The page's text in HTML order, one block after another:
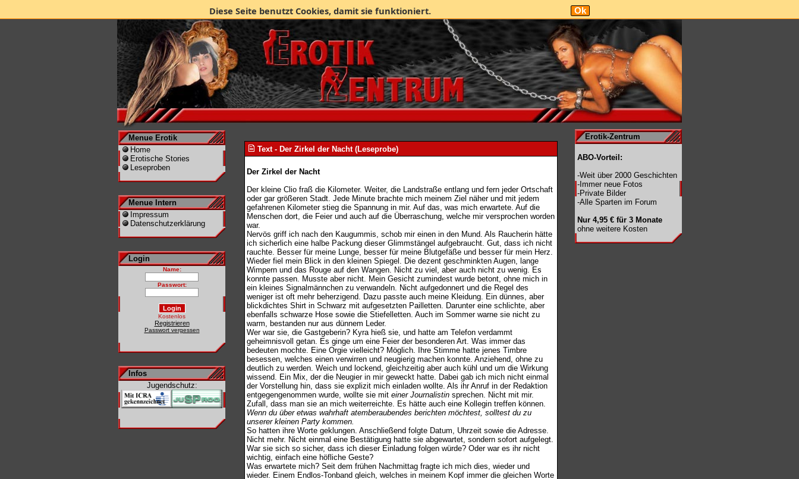
Ok
Diese Seite benutzt Cookies, damit sie funktioniert.
Menue Erotik
Home
Erotische Stories
Leseproben
Menue Intern
Impressum
Datenschutzerklärung
Login
Name:
Passwort:
Kostenlos
Registrieren
Passwort vergessen
Infos
Jugendschutz:
Text - Der Zirkel der Nacht (Leseprobe)
Der Zirkel der Nacht
Der kleine Clio fraß die Kilometer. Weiter, die Landstraße entlang und fern jeder Ortschaft
oder gar größeren Stadt. Jede Minute brachte mich meinem Ziel näher und mit jedem
gefahrenen Kilometer stieg die Spannung in mir. Auf das, was mich erwartete. Auf die
Menschen dort, die Feier und auch auf die Überraschung, welche mir versprochen worden
war.
Nervös griff ich nach den Kaugummis, schob mir einen in den Mund. Als Raucherin hätte
ich sicherlich eine halbe Packung dieser Glimmstängel aufgebraucht. Gut, dass ich nicht
rauchte. Besser für meine Lunge, besser für meine Blutgefäße und besser für mein Herz.
Wieder fiel mein Blick in den kleinen Spiegel. Die dezent geschminkten Augen, lange
Wimpern und das Rouge auf den Wangen. Nicht zu viel, aber auch nicht zu wenig. Es
konnte passen. Musste aber nicht. Mein Gesicht zumindest wurde betont, ohne mich in
ein kleines Signalmännchen zu verwandeln. Nicht aufgedonnert und die Regel des
weniger ist oft mehr beherzigend. Dazu passte auch meine Kleidung. Ein dünnes, aber
blickdichtes Shirt in Schwarz mit aufgesetzten Pailletten. Darunter eine schlichte, aber
ebenfalls schwarze Hose sowie die Stiefelletten. Auch im Sommer warne sie nicht zu
warm, bestanden nur aus dünnem Leder.
Wer war sie, die Gastgeberin? Kyra hieß sie, und hatte am Telefon verdammt
geheimnisvoll getan. Es ginge um eine Feier der besonderen Art. Was immer das
bedeuten mochte. Eine Orgie vielleicht? Möglich. Ihre Stimme hatte jenes Timbre
besessen, welches einen verwirren und neugierig machen konnte. Anziehend, ohne zu
deutlich zu werden. Weich und lockend, gleichzeitig aber auch kühl und um die Wirkung
wissend. Ein Mix, der die Neugier in mir geweckt hatte. Dabei gab ich mich nicht einmal
der Vorstellung hin, dass sie explizit mich einladen wollte. Als ihr Anruf in der Redaktion
entgegengenommen wurde, wollte sie mit einer Journalistin sprechen. Nicht mit mir.
Zufall, dass man sie an mich weiterreichte. Es hätte auch eine Kollegin treffen können.
Wenn du über etwas wahrhaft atemberaubendes berichten möchtest, solltest du zu
unserer kleinen Party kommen.
So hatten ihre Worte geklungen. Anschließend folgte Datum, Uhrzeit sowie die Adresse.
Nicht mehr. Nicht einmal eine Bestätigung hatte sie abgewartet, sondern sofort aufgelegt.
War sie sich so sicher, dass ich dieser Einladung folgen würde? Oder war es ihr nicht
wichtig, einfach eine höfliche Geste?
Was erwartete mich? Seit dem frühen Nachmittag fragte ich mich dies, wieder und
wieder. Einem Endlos-Tonband gleich, welches in meinem Kopf immer die gleichen Worte
Erotik-Zentrum
ABO-Vorteil:
-Weit über 2000 Geschichten
-Immer neue Fotos
-Private Bilder
-Alle Sparten im Forum
Nur 4,95 € für 3 Monate
ohne weitere Kosten